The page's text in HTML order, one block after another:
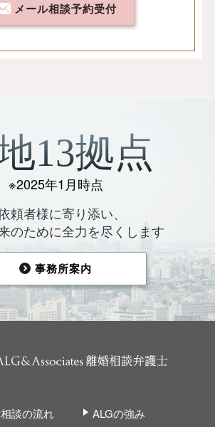
メール相談予約受付
13拠点
※2025年1月時点
頼者様に寄り添い、
のために全力を尽くします
事務所案内
談の流れ
ALGの強み